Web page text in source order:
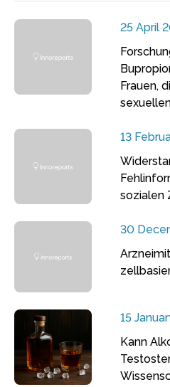
25 April
Frauen,
13
sozialen
30
15
Kann